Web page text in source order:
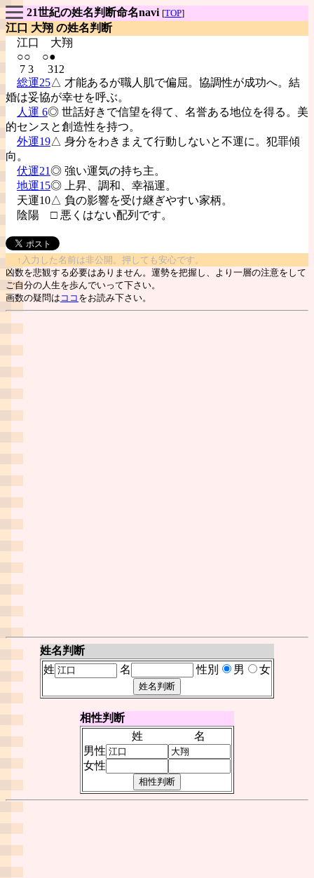
21世紀の姓名判断命名navi [TOP]
江口 大翔 の姓名判断
江口 大翔
○○ ○●
7 3 312
総運25△ 才能あるが職人肌で偏屈。協調性が成功へ。結
婚は妥協が幸せを呼ぶ。
人運 6◎ 世話好きで信望を得て、名誉ある地位を得る。美
的センスと創造性を持つ。
外運19△ 身分をわきまえて行動しないと不運に。犯罪傾
向。
伏運21◎ 強い運気の持ち主。
地運15◎ 上昇、調和、幸福運。
天運10△ 負の影響を受け継ぎやすい家柄。
陰陽 □ 悪くはない配列です。
↑入力した名前は非公開。押しても安心です。
凶数を悲観する必要はありません。運勢を把握し、より一層の注意をして
ご自分の人生を歩んでいって下さい。
画数の疑問は ココ をお読み下さい。
姓名判断
姓
名 性別 男 女
相性判断
姓
名
男性
女性